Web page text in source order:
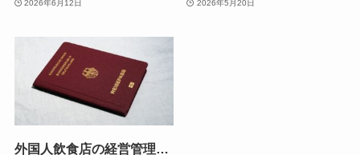
2026年6月12日 2026年5月20日
外国人飲食店の経営管理…